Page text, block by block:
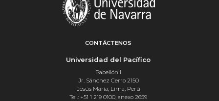
CONTÁCTENOS
Universidad del Pacífico
Pabellón I
Jr. Sánchez Cerro 2150
Jesús María, Lima, Perú
Tel.: +51 1 219 0100, anexo 2659